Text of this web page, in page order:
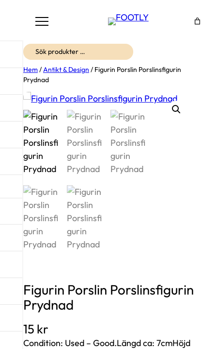
Sök
Hem / Antikt & Design / Figurin Porslin Porslinsfigurin
Prydnad
Figurin Porslin Porslinsfigurin
Prydnad
15 kr
Condition: Used – Good.Längd ca: 7cmHöjd